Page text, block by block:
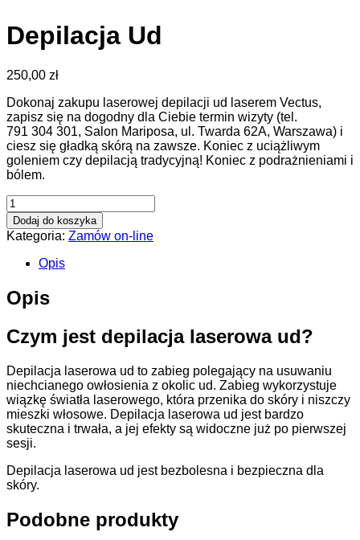
Depilacja Ud
250,00 zł
Dokonaj zakupu laserowej depilacji ud laserem Vectus,
zapisz się na dogodny dla Ciebie termin wizyty (tel.
791 304 301, Salon Mariposa, ul. Twarda 62A, Warszawa) i
ciesz się gładką skórą na zawsze. Koniec z uciążliwym
goleniem czy depilacją tradycyjną! Koniec z podrażnieniami i
bólem.
Dodaj do koszyka
Kategoria: Zamów on-line
Opis
Opis
Czym jest depilacja laserowa ud?
Depilacja laserowa ud to zabieg polegający na usuwaniu
niechcianego owłosienia z okolic ud. Zabieg wykorzystuje
wiązkę światła laserowego, która przenika do skóry i niszczy
mieszki włosowe. Depilacja laserowa ud jest bardzo
skuteczna i trwała, a jej efekty są widoczne już po pierwszej
sesji.
Depilacja laserowa ud jest bezbolesna i bezpieczna dla
skóry.
Podobne produkty